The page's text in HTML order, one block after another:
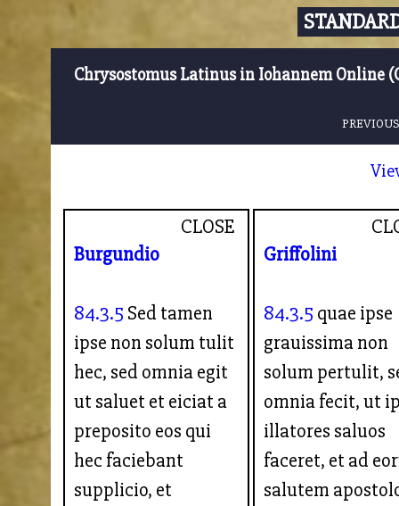
Chrysostomus Latinus in Iohannem Online
CLOSE
Burgundio
84.3.5 Sed tamen
ipse non solum tulit
hec, sed omnia egit
ut saluet et eiciat a
preposito eos qui
hec faciebant
supplicio, et
Griffolini
84.3.5 quae ipse
grauissima non
solum pertulit,
omnia fecit, ut
illatores saluos
faceret, et ad
salutem